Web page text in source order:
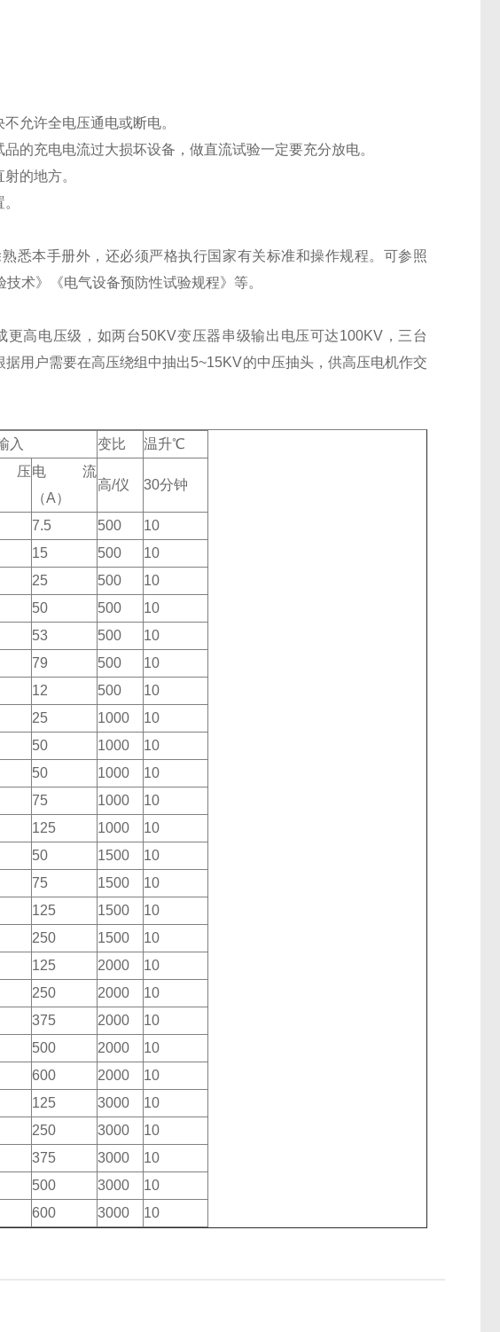
允许全电压通电或断电。
的充电电流过大损坏设备，做直流试验一定要充分放电。
的地方。
悉本手册外，还必须严格执行国家有关标准和操作规程。可参照
术》《电气设备预防性试验规程》等。
高电压级，如两台50KV变压器串级输出电压可达100KV，三台
用户需要在高压绕组中抽出5~15KV的中压抽头，供高压电机作交
入 变比 温升℃
电流
（A）
高/仪 30分钟
7.5 500
10
15 500
10
25 500
10
50 500
10
53 500
10
79 500
10
12 500
10
25 1000
10
50 1000
10
50 1000
10
75 1000
10
125 1000
10
50 1500
10
75 1500
10
125 1500
10
250 1500
10
125 2000
10
250 2000
10
375 2000
10
500 2000
10
600 2000
10
125 3000
10
250 3000
10
375 3000
10
500 3000
10
600 3000 10